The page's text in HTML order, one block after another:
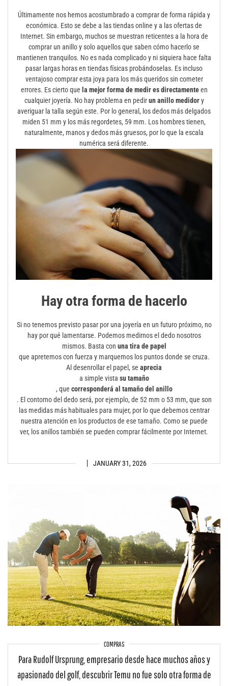
JANUARY 31, 2026
Últimamente nos hemos acostumbrado a comprar de forma rápida y
económica. Esto se debe a las tiendas online y a las ofertas de
Internet. Sin embargo, muchos se muestran reticentes a la hora de
comprar un anillo y solo aquellos que saben cómo hacerlo se
mantienen tranquilos. No es nada complicado y ni siquiera hace falta
pasar largas horas en tiendas físicas probándoselas. Es incluso
ventajoso comprar esta joya para los más queridos sin cometer
errores. Es cierto que la mejor forma de medir es directamenteen
cualquier joyería. No hay problema en pedirun anillo medidory
averiguar la talla según este. Por lo general, los dedos más delgados
miden 51 mm y los más regordetes, 59 mm. Los hombres tienen,
naturalmente, manos y dedos más gruesos, por lo que la escala
numérica será diferente.
Hay otra forma de hacerlo
Si no tenemos previsto pasar por una joyería en un futuro próximo, no
hay por qué lamentarse. Podemos medirnos el dedo nosotros
mismos. Basta con una tira de papel
que apretemos con fuerza y marquemos los puntos donde se cruza.
Al desenrollar el papel, se aprecia
a simple vista su tamaño
, que corresponderá al tamaño del anillo
. El contorno del dedo será, por ejemplo, de 52 mm o 53 mm, que son
las medidas más habituales para mujer, por lo que debemos centrar
nuestra atención en los productos de ese tamaño. Como se puede
ver, los anillos también se pueden comprar fácilmente por Internet.
COMPRAS
Para Rudolf Ursprung, empresario desde hace muchos años y
apasionado del golf, descubrir Temu no fue solo otra forma de